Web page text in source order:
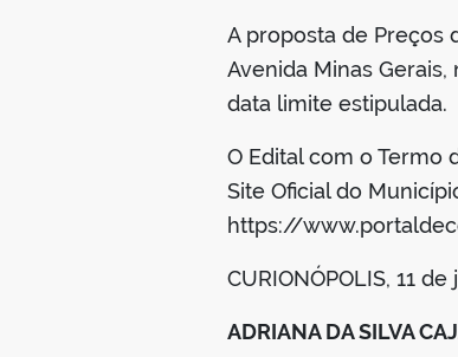
A proposta de Preços
Avenida Minas Gerais,
data limite estipulada.
O Edital com o Termo
Site Oficial do
https://
CURIONÓPOLIS, 11
ADRIANA DA SILVA